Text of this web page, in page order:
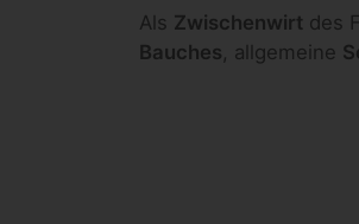
Als Zwischenwirt des
Bauches , allgemeine